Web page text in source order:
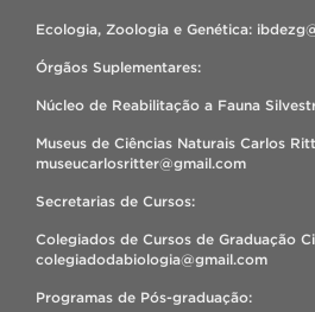
Ecologia, Zoologia e Genética:
Órgãos Suplementares:
Núcleo de Reabilitação a Fauna
Museus de Ciências Naturais Carlos
museucarlosritter@gmail.com
Secretarias de Cursos:
Colegiados de Cursos de Graduação
colegiadodabiologia@gmail.com
Programas de Pós-graduação: